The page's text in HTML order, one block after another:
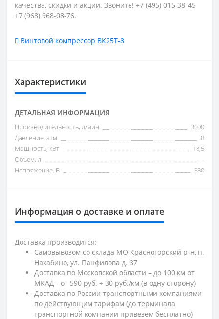
качества, скидки и акции. Звоните! +7 (495) 015-38-45
+7 (968) 968-08-76.
Винтовой компрессор ВК25Т-8
Характеристики
ДЕТАЛЬНАЯ ИНФОРМАЦИЯ
Производительность, л/мин
3000
Давление, атм
8
Мощность, кВт
18,5
Объем, л
-
Напряжение, В
380
Информация о доставке и оплате
Доставка производится:
Самовывозом со склада МО Красногорский р-н, п.
Нахабино, ул. Панфилова д. 37
Доставка по Московской области – до 100 км от
МКАД - от 590 руб. + 30 руб./км (в одну сторону)
Доставка по России транспортными компаниями
по действующим тарифам (до терминала
транспортной компании привезем бесплатно)